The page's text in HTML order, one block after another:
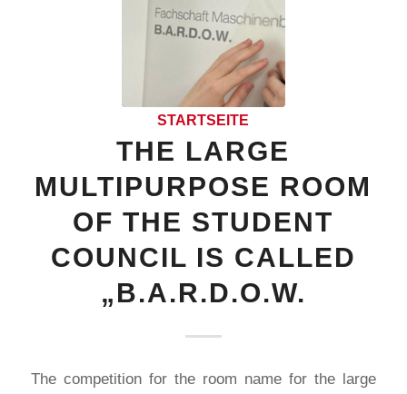
STARTSEITE
THE LARGE
MULTIPURPOSE ROOM
OF THE STUDENT
COUNCIL IS CALLED
„B.A.R.D.O.W.
The competition for the room name for the large